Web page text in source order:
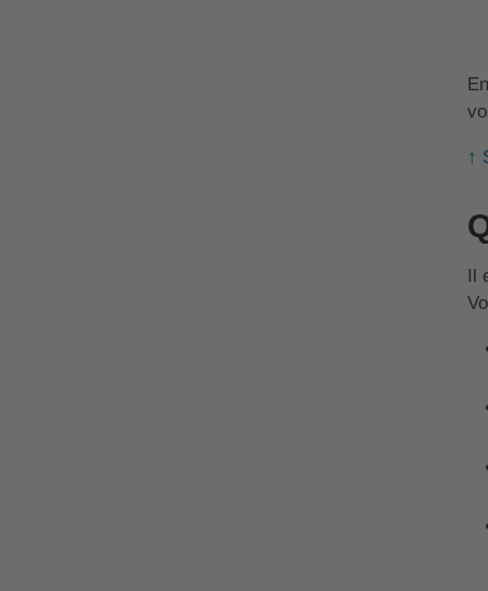
↑